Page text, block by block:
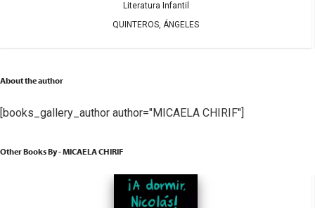
Literatura Infantil
QUINTEROS, ÁNGELES
About the author
[books_gallery_author author="MICAELA CHIRIF"]
Other Books By - MICAELA CHIRIF